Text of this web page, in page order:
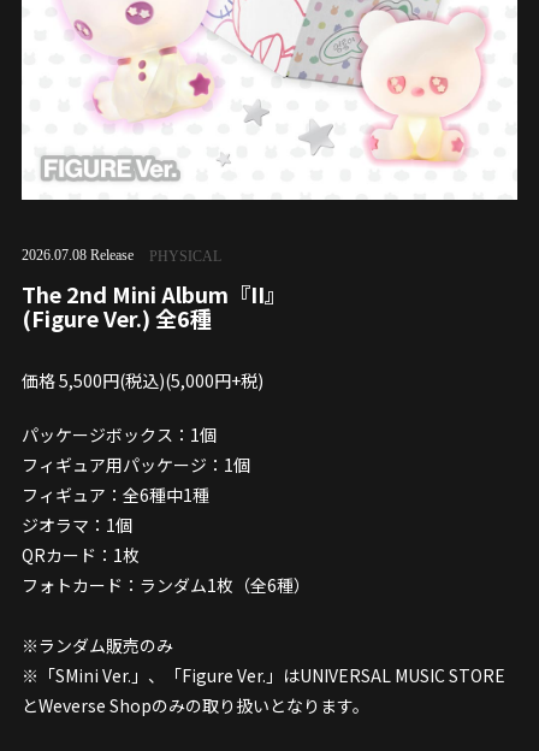
2026.07.08 Release PHYSICAL
The 2nd Mini Album『II』
(Figure Ver.) 全6種
価格 5,500円(税込)(5,000円+税)
パッケージボックス：1個
フィギュア用パッケージ：1個
フィギュア：全6種中1種
ジオラマ：1個
QRカード：1枚
フォトカード：ランダム1枚（全6種）
※ランダム販売のみ
※「SMini Ver.」、「Figure Ver.」はUNIVERSAL MUSIC STORE
とWeverse Shopのみの取り扱いとなります。